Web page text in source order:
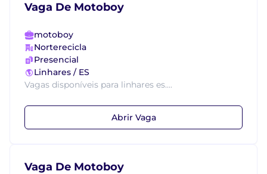
Vaga De Motoboy
motoboy
Norterecicla
Presencial
Linhares / ES
Vagas disponíveis para linhares es....
Abrir Vaga
Vaga De Motoboy